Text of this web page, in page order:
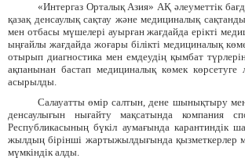
«Интергаз Орталық Азия» АҚ әлеуметтік
қазақ денсаулық сақтау және медициналық
мен отбасы мүшелері ауырған жағдайда ерікті
ыңғайлы жағдайда жоғары білікті медициналық
отырып диагностика мен емдеудің қымбат
ақпанынан бастап медициналық көмек
асырылды.
Салауатты өмір салтын, дене шынықтыру
денсаулығын нығайту мақсатында компания
Республикасының бүкіл аумағында карантиндік
жылдың бірінші жартыжылдығында қызметкерлер
мүмкіндік алды.